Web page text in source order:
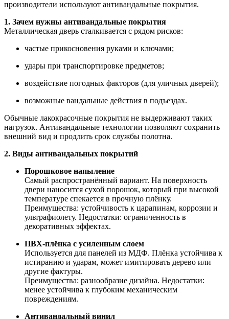
производители используют антивандальные покрытия.
1. Зачем нужны антивандальные покрытия
Металлическая дверь сталкивается с рядом рисков:
частые прикосновения руками и ключами;
удары при транспортировке предметов;
воздействие погодных факторов (для уличных дверей);
возможные вандальные действия в подъездах.
Обычные лакокрасочные покрытия не выдерживают таких
нагрузок. Антивандальные технологии позволяют сохранить
внешний вид и продлить срок службы полотна.
2. Виды антивандальных покрытий
Порошковое напыление
Самый распространённый вариант. На поверхность
двери наносится сухой порошок, который при высокой
температуре спекается в прочную плёнку.
Преимущества: устойчивость к царапинам, коррозии и
ультрафиолету. Недостатки: ограниченность в
декоративных эффектах.
ПВХ-плёнка с усиленным слоем
Используется для панелей из МДФ. Плёнка устойчива к
истиранию и ударам, может имитировать дерево или
другие фактуры.
Преимущества: разнообразие дизайна. Недостатки:
менее устойчива к глубоким механическим
повреждениям.
Антивандальный винил